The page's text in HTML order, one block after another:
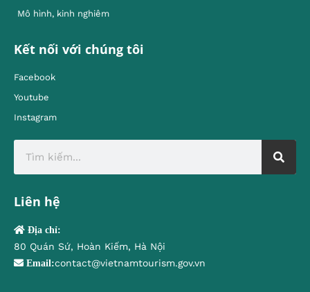
Mô hình, kinh nghiêm
Kết nối với chúng tôi
Facebook
Youtube
Instagram
Liên hệ
Địa chỉ:
80 Quán Sứ, Hoàn Kiếm, Hà Nội
Email:contact@vietnamtourism.gov.vn